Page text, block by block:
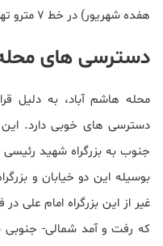
هفده شهریور) در خط 7 مترو تهران قرار دارند.
دسترسی های
محله هاشم آباد، به دلیل
دسترسی های خوبی دارد. این
جنوب به بزرگراه شهید
بوسیله این دو خیابان و
غیر از این بزرگراه امام علی
که رفت و آمد شمالی- جنوبی